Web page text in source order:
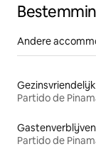
Andere
Partido de
Gastenverblijven
Partido de